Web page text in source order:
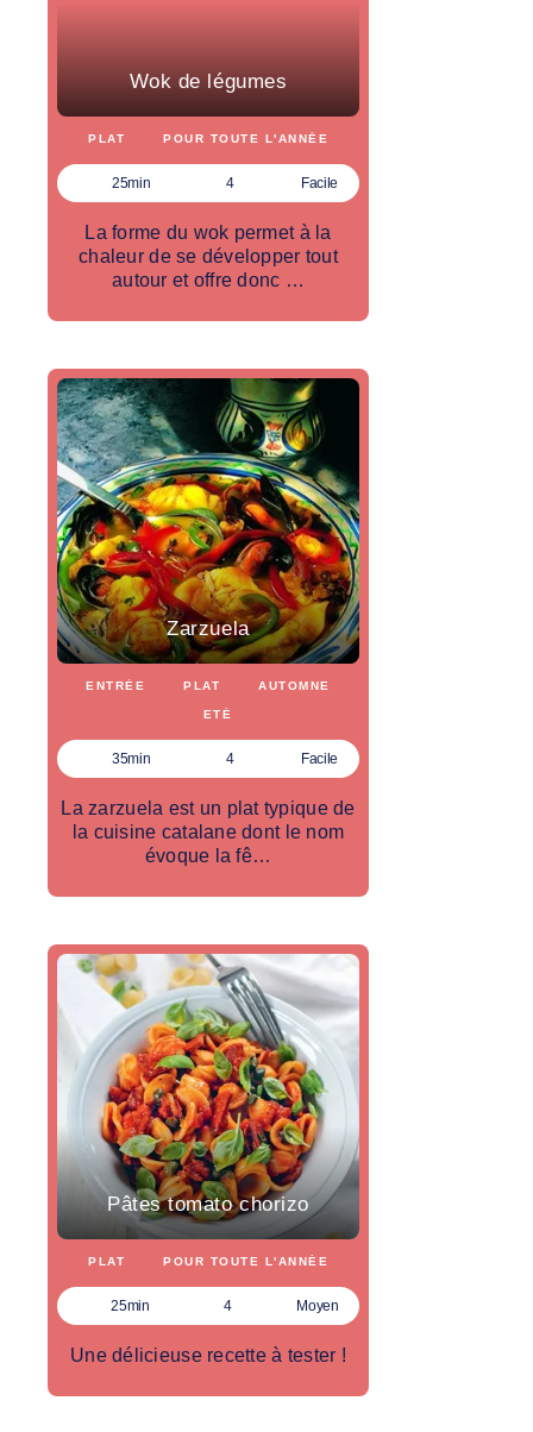
Wok de légumes
PLAT POUR TOUTE L'ANNÉE
25min 4 Facile
La forme du wok permet à la
chaleur de se développer tout
autour et offre donc …
Zarzuela
ENTRÉE PLAT AUTOMNE
ETÉ
35min 4 Facile
La zarzuela est un plat typique de
la cuisine catalane dont le nom
évoque la fê…
Pâtes tomato chorizo
PLAT POUR TOUTE L'ANNÉE
25min 4 Moyen
Une délicieuse recette à tester !